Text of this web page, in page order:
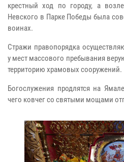
крестный ход по городу, а
Невского в Парке Победы была
воинах.
Стражи правопорядка
у мест массового пребывания
территорию храмовых сооружений.
Богослужения продлятся на
чего ковчег со святыми мощами